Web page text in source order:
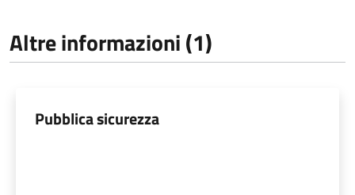
Altre informazioni (1)
Pubblica sicurezza